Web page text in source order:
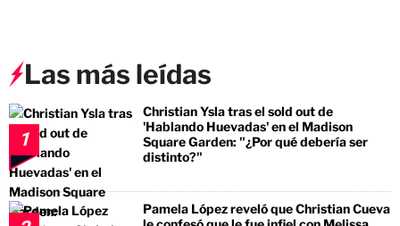
Las más leídas
1
Christian Ysla tras el sold out de
'Hablando Huevadas' en el Madison
Square Garden: "¿Por qué debería ser
distinto?"
Pamela López reveló que Christian Cueva